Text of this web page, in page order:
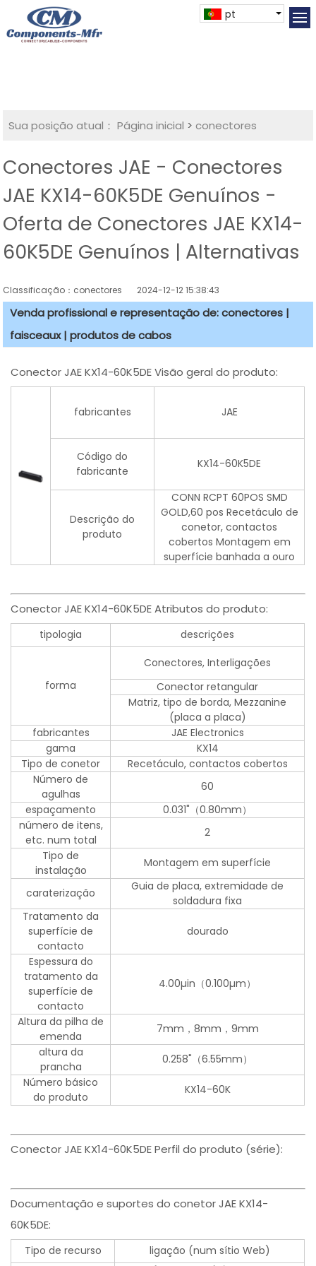
pt
Sua posição atual： Página inicial >conectores
Conectores JAE - Conectores
JAE KX14-60K5DE Genuínos -
Oferta de Conectores JAE KX14-
60K5DE Genuínos | Alternativas
Classificação：conectores 2024-12-12 15:38:43
Venda profissional e representação de: conectores |
faisceaux | produtos de cabos
Conector JAE KX14-60K5DE Visão geral do produto:
fabricantes JAE
Código do
fabricante
KX14-60K5DE
Descrição do
produto
CONN RCPT 60POS SMD
GOLD,60 pos Recetáculo de
conetor, contactos
cobertos Montagem em
superfície banhada a ouro
Conector JAE KX14-60K5DE Atributos do produto:
tipologia descrições
forma
Conectores, Interligações
Conector retangular
Matriz, tipo de borda, Mezzanine
(placa a placa)
fabricantes
JAE Electronics
gama
KX14
Tipo de conetor
Recetáculo, contactos cobertos
Número de
agulhas
60
espaçamento
0.031"（0.80mm）
número de itens,
etc. num total
2
Tipo de
instalação
Montagem em superfície
caraterização
Guia de placa, extremidade de
soldadura fixa
Tratamento da
superfície de
contacto
dourado
Espessura do
tratamento da
superfície de
contacto
4.00µin（0.100µm）
Altura da pilha de
emenda
7mm，8mm，9mm
altura da
prancha
0.258"（6.55mm）
Número básico
do produto
KX14-60K
Conector JAE KX14-60K5DE Perfil do produto (série):
Documentação e suportes do conetor JAE KX14-
60K5DE:
Tipo de recurso
ligação (num sítio Web)